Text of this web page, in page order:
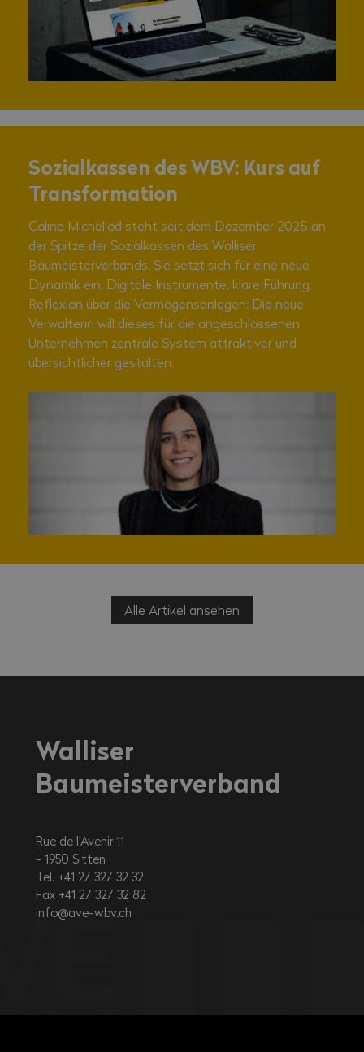
Sozialkassen des WBV: Kurs auf
Transformation
Coline Michellod steht seit dem Dezember 2025 an
der Spitze der Sozialkassen des Walliser
Baumeisterverbands. Sie setzt sich für eine neue
Dynamik ein. Digitale Instrumente, klare Führung,
Reflexion über die Vermögensanlagen: Die neue
Verwalterin will dieses für die angeschlossenen
Unternehmen zentrale System attraktiver und
übersichtlicher gestalten.
Alle Artikel ansehen
Walliser
Baumeisterverband
Rue de l’Avenir 11
1950 Sitten
Tel. +41 27 327 32 32
Fax +41 27 327 32 82
info@ave-wbv.ch